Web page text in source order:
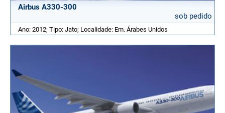
Airbus A330-300
sob pedido
Ano: 2012; Tipo: Jato; Localidade: Em. Árabes Unidos